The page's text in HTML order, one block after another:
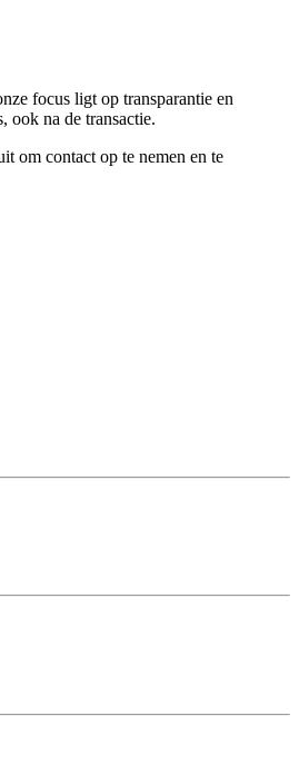
focus ligt op transparantie en
ook na de transactie.
om contact op te nemen en te